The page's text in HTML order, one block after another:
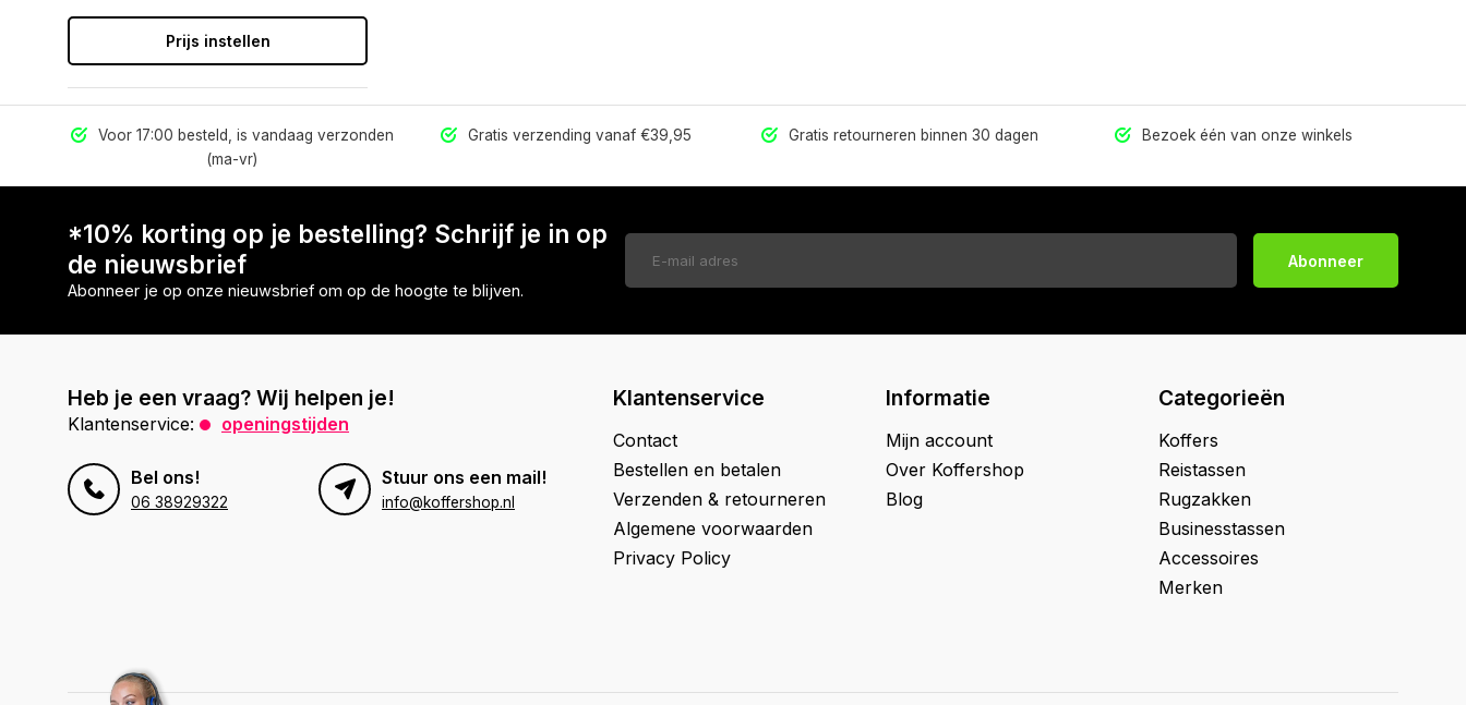
Prijs instellen
Voor 17:00 besteld, is vandaag verzonden
(ma-vr)
Gratis verzending vanaf €39,95 Gratis retourneren binnen 30 dagen Bezoek één van onze winkels
*10% korting op je bestelling? Schrijf je in op
de nieuwsbrief
Abonneer je op onze nieuwsbrief om op de hoogte te blijven.
Abonneer
Heb je een vraag? Wij helpen je!
Klantenservice: openingstijden
Bel ons!
06 38929322
Stuur ons een mail!
info@koffershop.nl
Klantenservice
Contact
Bestellen en betalen
Verzenden & retourneren
Algemene voorwaarden
Privacy Policy
Informatie
Mijn account
Over Koffershop
Blog
Categorieën
Koffers
Reistassen
Rugzakken
Businesstassen
Accessoires
Merken